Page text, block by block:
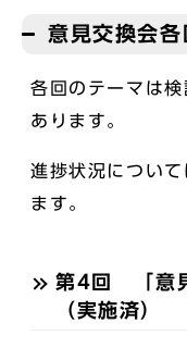
意見交換会
各回のテーマは
あります。
進捗状況につい
ます。
第4回 「意
（実施済）